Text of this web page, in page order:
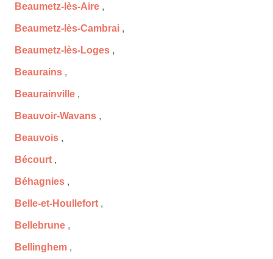
Beaumetz-lès-Aire ,
Beaumetz-lès-Cambrai ,
Beaumetz-lès-Loges ,
Beaurains ,
Beaurainville ,
Beauvoir-Wavans ,
Beauvois ,
Bécourt ,
Béhagnies ,
Belle-et-Houllefort ,
Bellebrune ,
Bellinghem ,